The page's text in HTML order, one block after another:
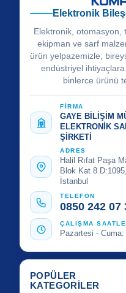
Elektronik
Elektronik, otomasyon,
ekipman ve sarf
ürün yelpazemizle;
endüstriyel
binlerce ürünü
FİRMA
GAYE BİLİŞİM
ELEKTRONİK
ŞİRKETİ
ADRES
Halil Rıfat Paşa
Blok Kat 8
İstanbul
TELEFON
0850 242 07
ÇALIŞMA
Pazartesi -
POPÜLER
KATEGORİLER